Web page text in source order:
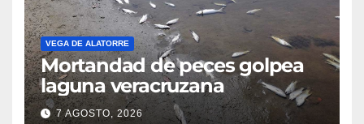
VEGA DE ALATORRE
Mortandad de peces golpea
laguna veracruzana
7 AGOSTO, 2026